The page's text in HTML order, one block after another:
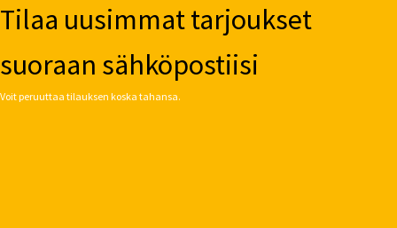
Tilaa uusimmat tarjoukset
suoraan sähköpostiisi
Voit peruuttaa tilauksen koska tahansa.